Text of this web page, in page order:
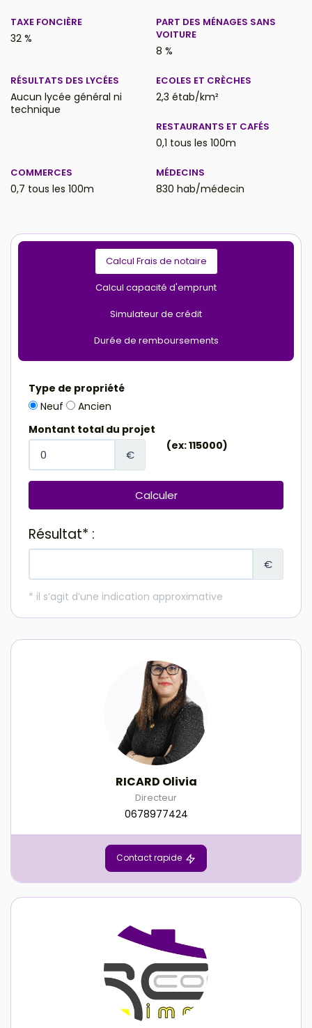
TAXE FONCIÈRE
32 %
PART DES MÉNAGES SANS
VOITURE
8 %
RÉSULTATS DES LYCÉES
Aucun lycée général ni
technique
ECOLES ET CRÈCHES
2,3 étab/km²
RESTAURANTS ET CAFÉS
0,1 tous les 100m
COMMERCES
0,7 tous les 100m
MÉDECINS
830 hab/médecin
Calcul Frais de notaire
Calcul capacité d'emprunt
Simulateur de crédit
Durée de remboursements
RICARD Olivia
Directeur
0678977424
Contact rapide